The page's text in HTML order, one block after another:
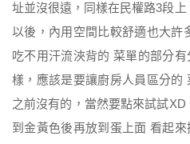
址並沒很遠，同樣在民權路3段
以後，內用空間比較舒適也大許
吃不用汗流浹背的 菜單的部分
樣，應該是要讓廚房人員區分的
之前沒有的，當然要點來試試
到金黃色後再放到蛋上面 看起